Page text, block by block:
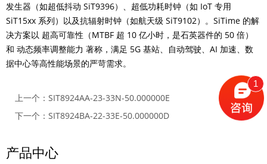
发生器（如超低抖动 SiT9396）、超低功耗时钟（如 IoT 专用
SiT15xx 系列）以及抗辐射时钟（如航天级 SiT9102）。SiTime 的解
决方案以 超高可靠性（MTBF 超 10 亿小时，是石英器件的 50 倍）
和 动态频率调整能力 著称，满足 5G 基站、自动驾驶、AI 加速、数
据中心等高性能场景的严苛需求。
上一个： SIT8924AA-23-33N-50.000000E
下一个： SIT8924BA-22-33E-50.000000D
产品中心
1